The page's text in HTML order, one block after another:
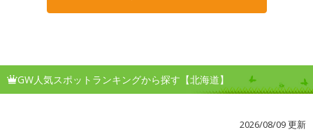
GW人気スポットランキングから探す【北海道】
2026/08/09 更新